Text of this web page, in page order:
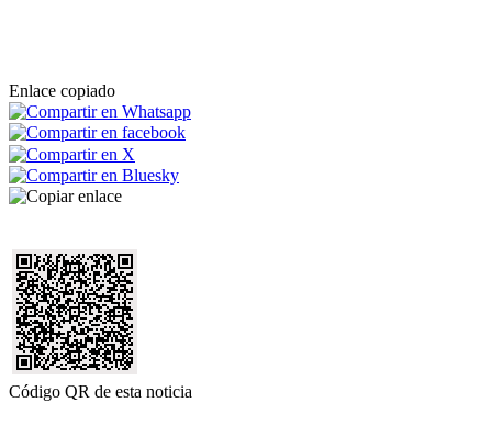
Enlace copiado
Código QR de esta noticia